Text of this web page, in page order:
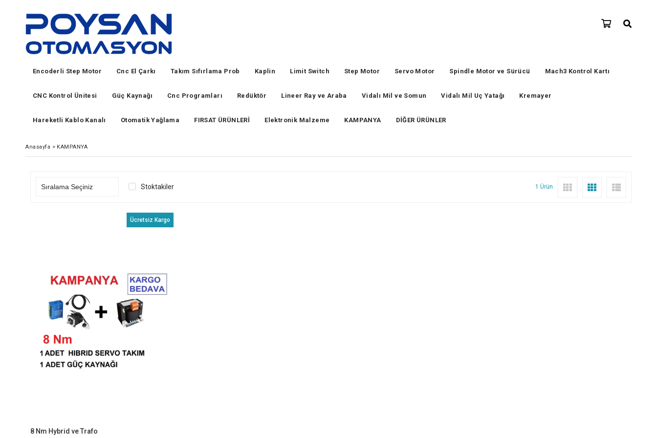
Encoderli Step Motor Cnc El Çarkı Takım Sıfırlama Prob Kaplin Limit Switch Step Motor Servo Motor Spindle Motor ve Sürücü Mach3 Kontrol Kartı
CNC Kontrol Ünitesi Güç Kaynağı Cnc Programları Redüktör Lineer Ray ve Araba Vidalı Mil ve Somun Vidalı Mil Uç Yatağı Kremayer
Hareketli Kablo Kanalı Otomatik Yağlama FIRSAT ÜRÜNLERİ Elektronik Malzeme KAMPANYA DİĞER ÜRÜNLER
Anasayfa > KAMPANYA
Stoktakiler 1 Ürün
8 Nm Hybrid ve Trafo
Ücretsiz Kargo